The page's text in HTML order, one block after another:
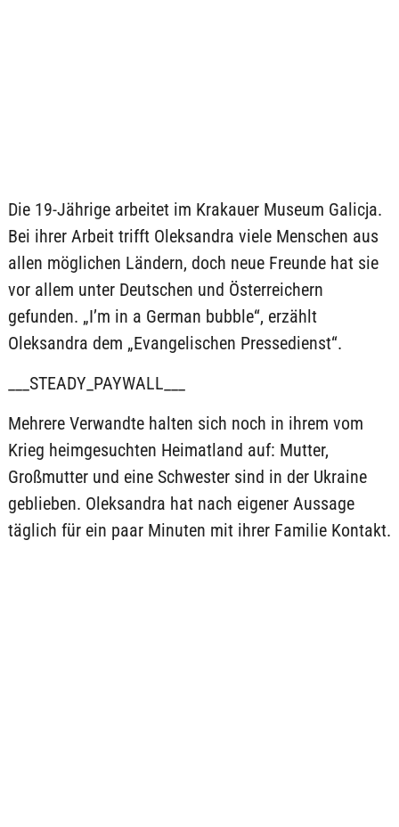
Die 19-Jährige arbeitet im Krakauer Museum Galicja.
Bei ihrer Arbeit trifft Oleksandra viele Menschen aus
allen möglichen Ländern, doch neue Freunde hat sie
vor allem unter Deutschen und Österreichern
gefunden. „I’m in a German bubble“, erzählt
Oleksandra dem „Evangelischen Pressedienst“.
___STEADY_PAYWALL___
Mehrere Verwandte halten sich noch in ihrem vom
Krieg heimgesuchten Heimatland auf: Mutter,
Großmutter und eine Schwester sind in der Ukraine
geblieben. Oleksandra hat nach eigener Aussage
täglich für ein paar Minuten mit ihrer Familie Kontakt.